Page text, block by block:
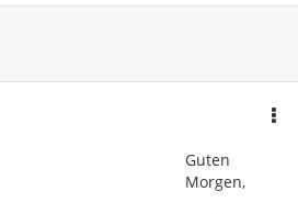
Guten
Morgen,